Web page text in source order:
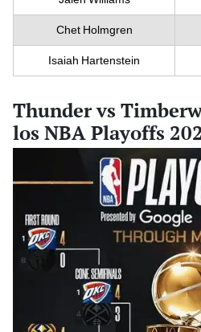
Chet Holmgren
Isaiah Hartenstein
Thunder vs
los NBA Playoffs